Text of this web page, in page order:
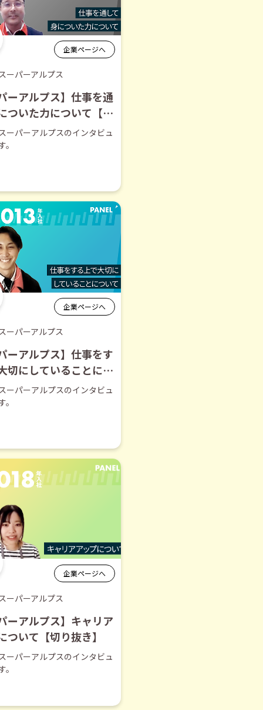
企業ページへ
ーパーアルプス
ーアルプス】仕事を通
ついた力について【切
ーパーアルプスのインタビュ
企業ページへ
ーパーアルプス
ーアルプス】仕事をす
切にしていることにつ
り抜き】
ーパーアルプスのインタビュ
企業ページへ
ーパーアルプス
ーアルプス】キャリア
ついて【切り抜き】
ーパーアルプスのインタビュ